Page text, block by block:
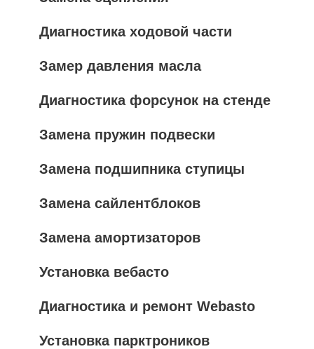
Диагностика ходовой части
Замер давления масла
Диагностика форсунок на стенде
Замена пружин подвески
Замена подшипника ступицы
Замена сайлентблоков
Замена амортизаторов
Установка вебасто
Диагностика и ремонт Webasto
Установка парктроников